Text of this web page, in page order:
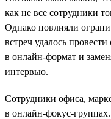
как не все сотрудники
Однако повлияли
встреч удалось
в онлайн-формат и
интервью.
Сотрудники офиса,
в онлайн-фокус-